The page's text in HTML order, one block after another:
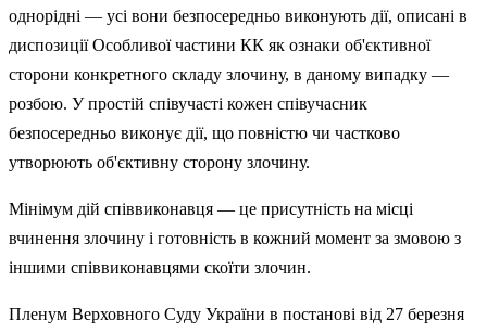
однорідні — усі вони безпосередньо виконують дії, описані в
диспозиції Особливої частини КК як ознаки об'єктивної
сторони конкретного складу злочину, в даному випадку —
розбою. У простій співучасті кожен співучас­ник
безпосередньо виконує дії, що повністю чи частково
утворюють об'єктивну сторону злочину.
Мінімум дій співвиконавця — це присутність на місці
вчинення злочину і готовність в кожний момент за змовою з
іншими співвиконавцями скоїти злочин.
Пленум Верховного Суду України в постанові від 27 березня